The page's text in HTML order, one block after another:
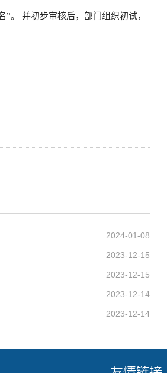
并初步审核后，部门组织初试，
2024-01-08
2023-12-15
2023-12-15
2023-12-14
2023-12-14